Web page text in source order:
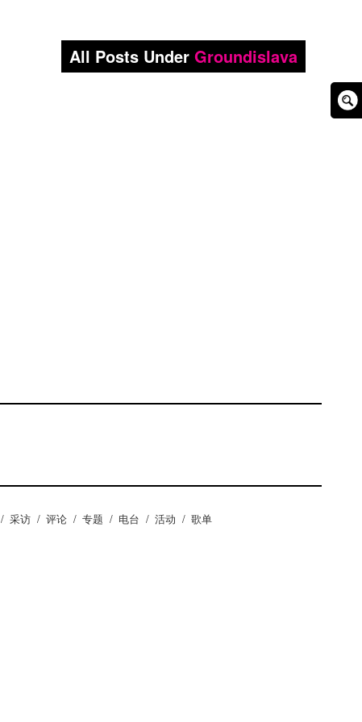
All Posts Under Groundislava
/ 采访 / 评论 / 专题 / 电台 / 活动 / 歌单